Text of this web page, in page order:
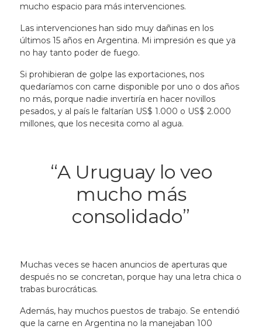
mucho espacio para más intervenciones.
Las intervenciones han sido muy dañinas en los
últimos 15 años en Argentina. Mi impresión es que ya
no hay tanto poder de fuego.
Si prohibieran de golpe las exportaciones, nos
quedaríamos con carne disponible por uno o dos años
no más, porque nadie invertiría en hacer novillos
pesados, y al país le faltarían US$ 1.000 o US$ 2.000
millones, que los necesita como al agua.
“A Uruguay lo veo
mucho más
consolidado”
Muchas veces se hacen anuncios de aperturas que
después no se concretan, porque hay una letra chica o
trabas burocráticas.
Además, hay muchos puestos de trabajo. Se entendió
que la carne en Argentina no la manejaban 100